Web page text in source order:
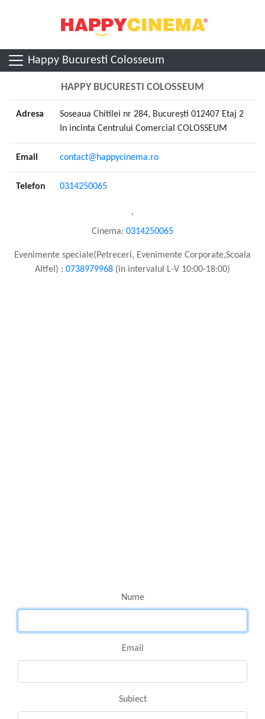
Happy Bucuresti Colosseum
HAPPY BUCURESTI COLOSSEUM
Adresa
Soseaua Chitilei nr 284, București 012407 Etaj 2
In incinta Centrului Comercial COLOSSEUM
Email contact@happycinema.ro
Telefon 0314250065
'
Cinema: 0314250065
Evenimente speciale(Petreceri, Evenimente Corporate,Scoala
Altfel) : 0738979968 (în intervalul L-V 10:00-18:00)
Nume
Email
Subiect